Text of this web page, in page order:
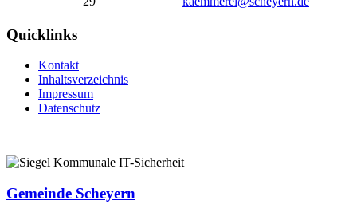
Quicklinks
Kontakt
Inhaltsverzeichnis
Impressum
Datenschutz
Gemeinde Scheyern